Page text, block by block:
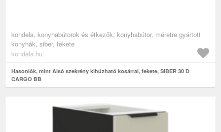
kondela, konyhabútorok és étkezők, konyhabútor, méretre gyártott
konyhák, siber, fekete
kondela.hu
Hasonlók, mint Alsó szekrény kihúzható kosárral, fekete, SIBER 30 D
CARGO BB